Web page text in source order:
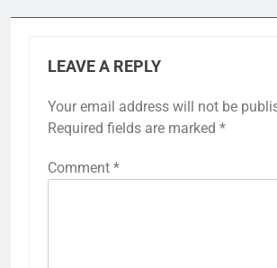
LEAVE A REPLY
Your email address will not be
Required fields are marked *
Comment *